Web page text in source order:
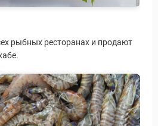
рыбных ресторанах и продают